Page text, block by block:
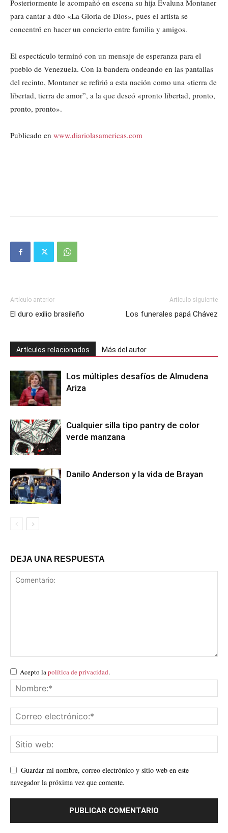
Posteriormente le acompañó en escena su hija Evaluna Montaner
para cantar a dúo «La Gloria de Dios», pues el artista se
concentró en hacer un concierto entre familia y amigos.
El espectáculo terminó con un mensaje de esperanza para el
pueblo de Venezuela. Con la bandera ondeando en las pantallas
del recinto, Montaner se refirió a esta nación como una «tierra de
libertad, tierra de amor”, a la que deseó «pronto libertad, pronto,
pronto, pronto».
Publicado en www.diariolasamericas.com
Artículo anterior
El duro exilio brasileño
Artículo siguiente
Los funerales papá Chávez
Artículos relacionados Más del autor
Los múltiples desafíos de Almudena
Ariza
Cualquier silla tipo pantry de color
verde manzana
Danilo Anderson y la vida de Brayan
DEJA UNA RESPUESTA
Acepto lapolítica de privacidad.
Guardar mi nombre, correo electrónico y sitio web en este
navegador la próxima vez que comente.